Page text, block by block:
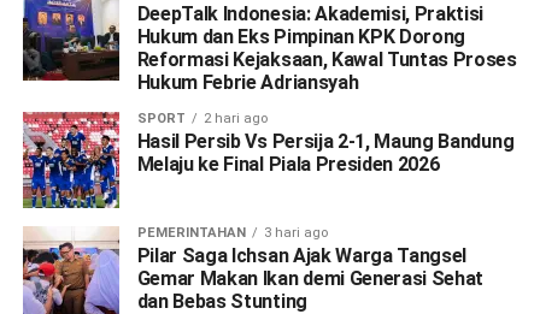
DeepTalk Indonesia: Akademisi, Praktisi
Hukum dan Eks Pimpinan KPK Dorong
Reformasi Kejaksaan, Kawal Tuntas Proses
Hukum Febrie Adriansyah
SPORT 2 hari ago
Hasil Persib Vs Persija 2-1, Maung Bandung
Melaju ke Final Piala Presiden 2026
PEMERINTAHAN 3 hari ago
Pilar Saga Ichsan Ajak Warga Tangsel
Gemar Makan Ikan demi Generasi Sehat
dan Bebas Stunting